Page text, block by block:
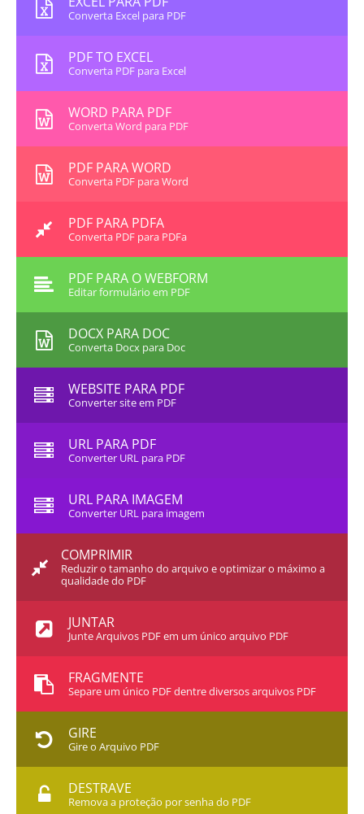
Converta Excel para PDF
PDF TO EXCEL
Converta PDF para Excel
WORD PARA PDF
Converta Word para PDF
PDF PARA WORD
Converta PDF para Word
PDF PARA PDFA
Converta PDF para PDFa
PDF PARA O WEBFORM
Editar formulário em PDF
DOCX PARA DOC
Converta Docx para Doc
WEBSITE PARA PDF
Converter site em PDF
URL PARA PDF
Converter URL para PDF
URL PARA IMAGEM
Converter URL para imagem
COMPRIMIR
Reduzir o tamanho do arquivo e optimizar o máximo a
qualidade do PDF
JUNTAR
Junte Arquivos PDF em um único arquivo PDF
FRAGMENTE
Separe um único PDF dentre diversos arquivos PDF
GIRE
Gire o Arquivo PDF
DESTRAVE
Remova a proteção por senha do PDF